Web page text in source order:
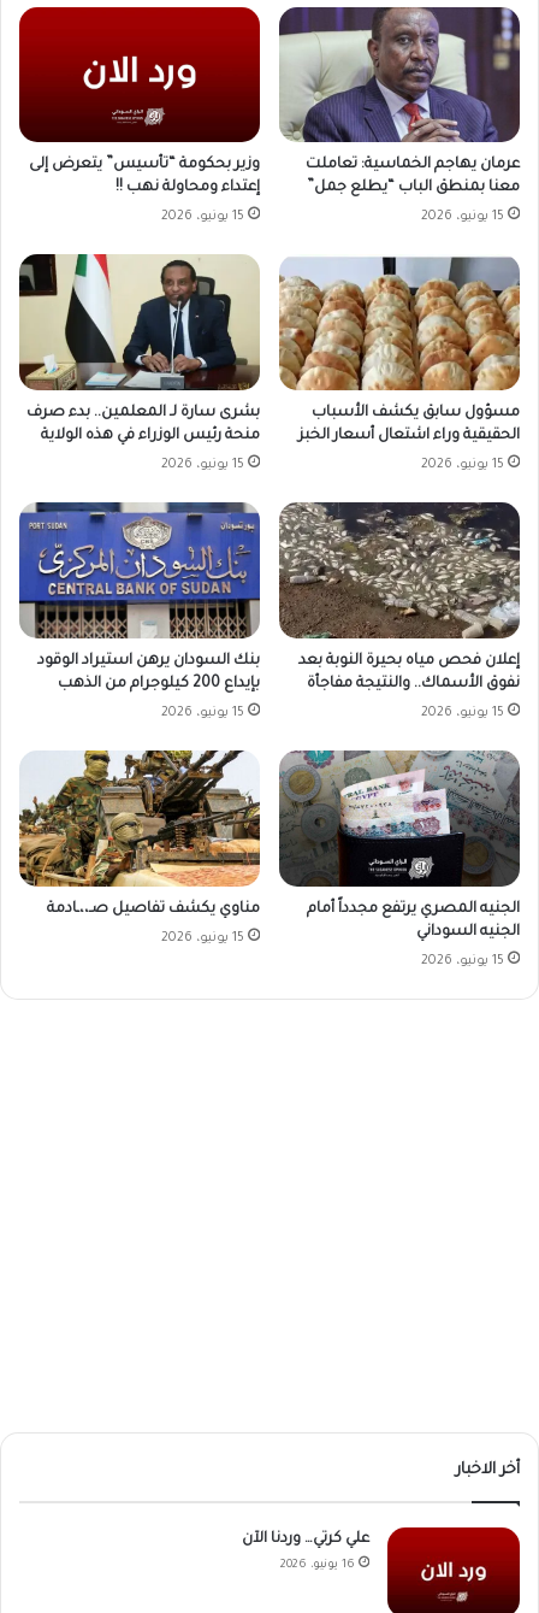
عرمان يهاجم الخماسية: تعاملت
معنا بمنطق الباب “يطلع جمل”
15 يونيو، 2026
وزير بحكومة “تأسيس” يتعرض إلى
إعتداء ومحاولة نهب !!
15 يونيو، 2026
مسؤول سابق يكشف الأسباب
الحقيقية وراء اشتعال أسعار الخبز
15 يونيو، 2026
بشرى سارة لـ المعلمين.. بدء صرف
منحة رئيس الوزراء في هذه الولاية
15 يونيو، 2026
إعلان فحص مياه بحيرة النوبة بعد
نفوق الأسماك.. والنتيجة مفاجأة
15 يونيو، 2026
بنك السودان يرهن استيراد الوقود
بإيداع 200 كيلوجرام من الذهب
15 يونيو، 2026
الجنيه المصري يرتفع مجدداً أمام
الجنيه السوداني
15 يونيو، 2026
مناوي يكشف تفاصيل صـ،،ـادمة
15 يونيو، 2026
أخر الاخبار
علي كرتي… وردنا الآن
16 يونيو، 2026